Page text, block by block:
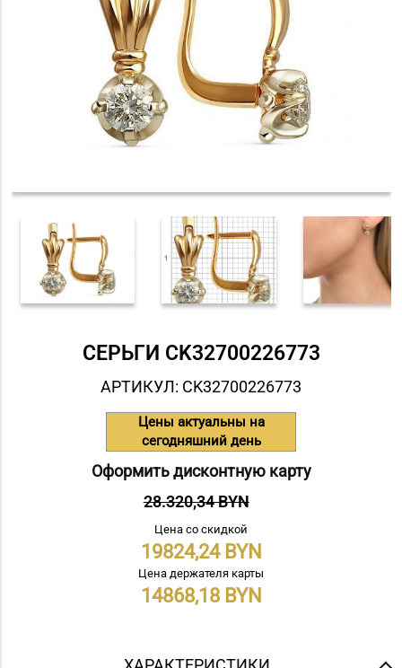
СЕРЬГИ СK32700226773
АРТИКУЛ: СK32700226773
Цены актуальны на
сегодняшний день
Оформить дисконтную карту
28.320,34 BYN
Цена со скидкой
19824,24
Цена держателя карты
14868,18